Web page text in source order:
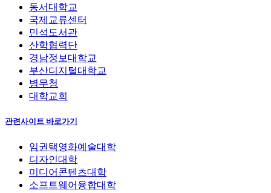
동서대학교
국제교류센터
민석도서관
산학협력단
경남정보대학교
부산디지털대학교
병무청
대학교회
관련사이트 바로가기
임권택영화예술대학
디자인대학
미디어콘텐츠대학
소프트웨어융합대학